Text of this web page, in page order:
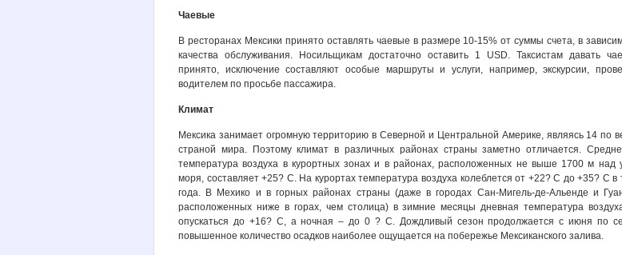
Чаевые
В ресторанах Мексики принято оставлять чаевые в размере 10-15% от суммы счета, в
качества обслуживания. Носильщикам достаточно оставить 1 USD. Таксистам давать
принято, исключение составляют особые маршруты и услуги, например, экскурсии,
водителем по просьбе пассажира.
Климат
Мексика занимает огромную территорию в Северной и Центральной Америке, являясь 14 по
страной мира. Поэтому климат в различных районах страны заметно отличается.
температура воздуха в курортных зонах и в районах, расположенных не выше 1700 м над
моря, составляет +25? С. На курортах температура воздуха колеблется от +22? С до +35? С в
года. В Мехико и в горных районах страны (даже в городах Сан-Мигель-де-Альенде и
расположенных ниже в горах, чем столица) в зимние месяцы дневная температура
опускаться до +16? С, а ночная – до 0 ? С. Дождливый сезон продолжается с июня по
повышенное количество осадков наиболее ощущается на побережье Мексиканского залива.